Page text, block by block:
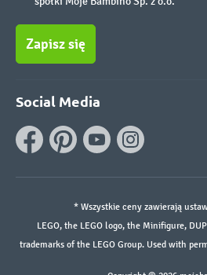
Zapisz się
Social Media
* Wszystkie ceny zawierają
LEGO, the LEGO logo, the Minifigure,
trademarks of the LEGO Group. Used with